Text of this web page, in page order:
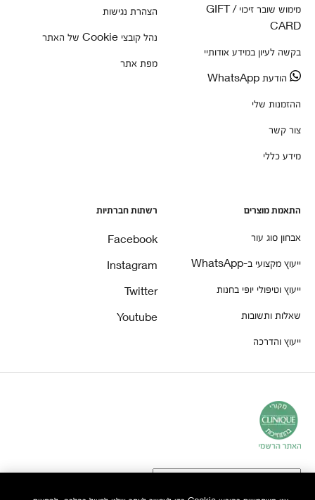
מימוש שובר זיכוי / GIFT
CARD
בקשה לעיון במידע אודותיי
הודעת WhatsApp
ההזמנות שלי
צור קשר
מידע כללי
הצהרת נגישות
נהל קובצי Cookie של האתר
מפת אתר
התאמת מוצרים
אבחון סוג עור
ייעוץ מקצועי ב-WhatsApp
ייעוץ וטיפולי יופי בחנות
שאלות ותשובות
ייעוץ והדרכה
רשתות חברתיות
Facebook
Instagram
Twitter
Youtube